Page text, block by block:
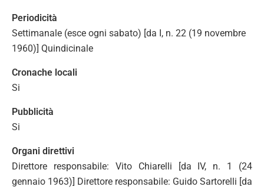
Periodicità
Settimanale (esce ogni sabato) [da I, n. 22 (19 novembre
1960)] Quindicinale
Cronache locali
Si
Pubblicità
Si
Organi direttivi
Direttore responsabile: Vito Chiarelli [da IV, n. 1 (24
gennaio 1963)] Direttore responsabile: Guido Sartorelli [da